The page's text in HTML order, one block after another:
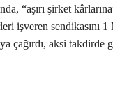
“aşırı şirket
işveren sendikasını 1
çağırdı, aksi takdirde